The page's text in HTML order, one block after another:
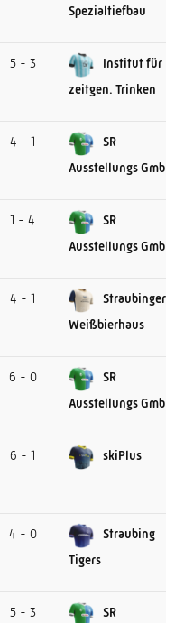
Spezialtiefbau
5 - 3
Institut für
zeitgen. Trinken
4 - 1
SR
Ausstellungs GmbH
1 - 4
SR
Ausstellungs GmbH
4 - 1
Straubinger
Weißbierhaus
6 - 0
SR
Ausstellungs GmbH
6 - 1 skiPlus
4 - 0
Straubing
Tigers
5 - 3
SR